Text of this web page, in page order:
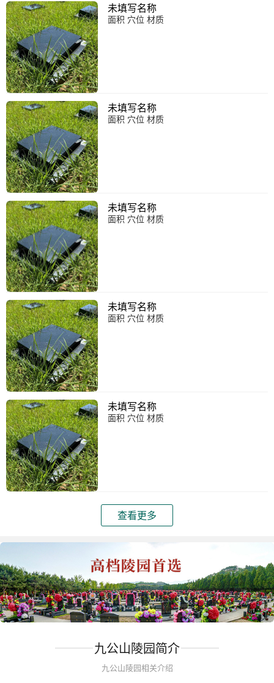
未填写名称
面积 穴位 材质
未填写名称
面积 穴位 材质
未填写名称
面积 穴位 材质
未填写名称
面积 穴位 材质
未填写名称
面积 穴位 材质
查看更多
九公山陵园简介
九公山陵园相关介绍